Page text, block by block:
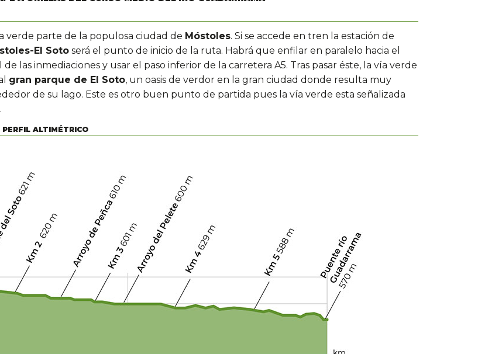
verde parte de la populosa ciudad de Móstoles. Si se accede en tren la estación de
El Sotoserá el punto de inicio de la ruta. Habrá que enfilar en paralelo hacia el
las inmediaciones y usar el paso inferior de la carretera A5. Tras pasar éste, la vía verde
gran parque de El Soto, un oasis de verdor en la gran ciudad donde resulta muy
de su lago. Este es otro buen punto de partida pues la vía verde esta señalizada
ALTIMÉTRICO